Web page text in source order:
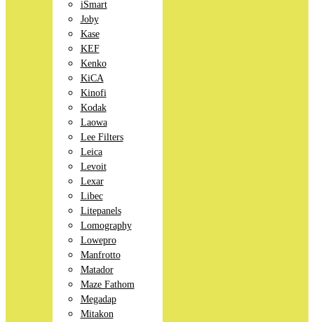
iSmart
Joby
Kase
KEF
Kenko
KiCA
Kinofi
Kodak
Laowa
Lee Filters
Leica
Levoit
Lexar
Libec
Litepanels
Lomography
Lowepro
Manfrotto
Matador
Maze Fathom
Megadap
Mitakon